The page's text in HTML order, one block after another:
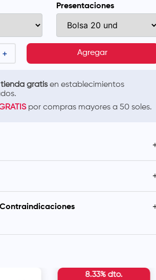
Presentaciones
＋ Agregar
gratisen establecimientos
por compras mayores a 50 soles.
para adultos.
que permite pegar y re pegar las cintas.
líquidos a lo largo del pañal.
el pañal entre la cama y el mismo. Ajustar
del pañal para que quede correctamente
8.33% dto.